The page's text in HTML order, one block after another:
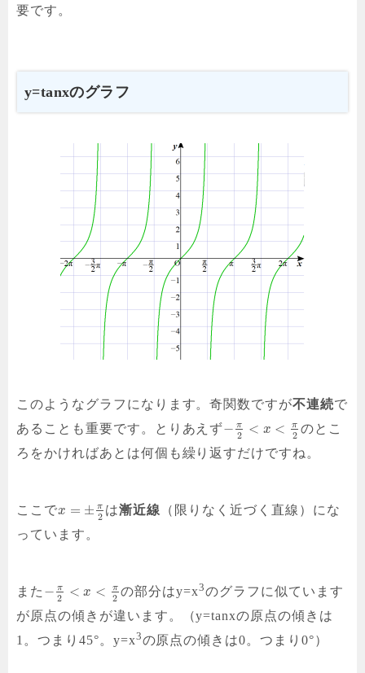
要です。
y=tanxのグラフ
このようなグラフになります。奇関数ですが不連続で
あることも重要です。とりあえず− π
2 < x < π
2 のとこ
ろをかければあとは何個も繰り返すだけですね。
ここでx = ± π
2 は漸近線
（限りなく近づく直線）にな
っています。
また − π
2 < x < π
2 の部分はy=x3のグラフに似ています
が原点の傾きが違います。（y=tanxの原点の傾きは
1。つまり45°。y=x3の原点の傾きは0。つまり0°）